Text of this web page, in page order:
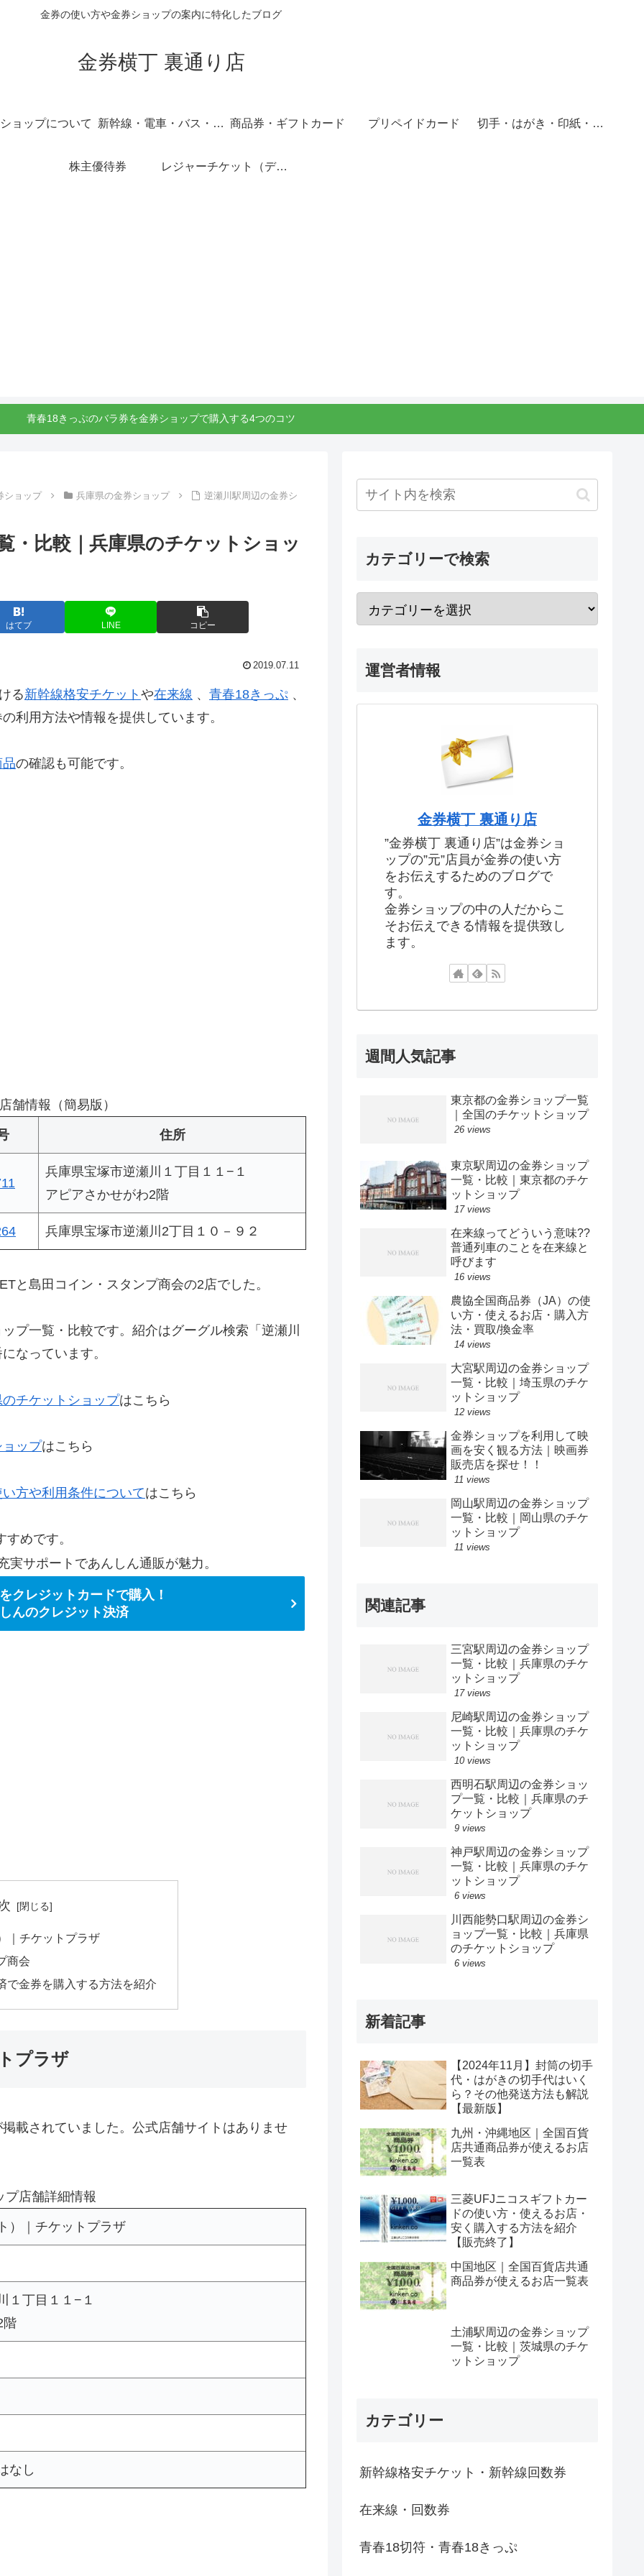
金券の使い方や金券ショップの案内に特化したブログ
金券横丁 裏通り店
ョップについて 新幹線・電車・バス・飛行機 商品券・ギフトカード プリペイドカード 切手・はがき・印紙・レターパック
株主優待券 レジャーチケット（ディズニー・USJ他）
青春18きっぷのバラ券を金券ショップで購入する4つのコツ
ショップ 兵庫県の金券ショップ
逆瀬川駅周辺の金券シ
・比較｜兵庫県のチケットショッ
はてブ LINE コピー
2019.07.11
る新幹線格安チケット や在来線 、 青春18きっぷ 、
利用方法や情報を提供しています。
の確認も可能です。
舗情報（簡易版）
住所
兵庫県宝塚市逆瀬川１丁目１１−１
アピアさかせがわ2階
兵庫県宝塚市逆瀬川2丁目１０－９２
と島田コイン・スタンプ商会の2店でした。
プ一覧・比較です。紹介はグーグル検索「逆瀬川
なっています。
チケットショップはこちら
ップはこちら
方や利用条件についてはこちら
すめです。
サポートであんしん通販が魅力。
クレジットカードで購入！
んのクレジット決済
｜チケットプラザ
商会
で金券を購入する方法を紹介
プラザ
載されていました。公式店舗サイトはありませ
プ店舗詳細情報
）｜チケットプラザ
１丁目１１−１
階
なし
カテゴリーで検索
運営者情報
金券横丁 裏通り店
”金券横丁 裏通り店”は金券ショ
ップの”元”店員が金券の使い方
をお伝えするためのブログで
す。
金券ショップの中の人だからこ
そお伝えできる情報を提供致し
ます。
週間人気記事
東京都の金券ショップ一覧
｜全国のチケットショップ
26 views
東京駅周辺の金券ショップ
一覧・比較｜東京都のチケ
ットショップ
17 views
在来線ってどういう意味??
普通列車のことを在来線と
呼びます
16 views
農協全国商品券（JA）の使
い方・使えるお店・購入方
法・買取/換金率
14 views
大宮駅周辺の金券ショップ
一覧・比較｜埼玉県のチケ
ットショップ
12 views
金券ショップを利用して映
画を安く観る方法｜映画券
販売店を探せ！！
11 views
岡山駅周辺の金券ショップ
一覧・比較｜岡山県のチケ
ットショップ
11 views
関連記事
三宮駅周辺の金券ショップ
一覧・比較｜兵庫県のチケ
ットショップ
17 views
尼崎駅周辺の金券ショップ
一覧・比較｜兵庫県のチケ
ットショップ
10 views
西明石駅周辺の金券ショッ
プ一覧・比較｜兵庫県のチ
ケットショップ
9 views
神戸駅周辺の金券ショップ
一覧・比較｜兵庫県のチケ
ットショップ
6 views
川西能勢口駅周辺の金券シ
ョップ一覧・比較｜兵庫県
のチケットショップ
6 views
新着記事
【2024年11月】封筒の切手
代・はがきの切手代はいく
ら？その他発送方法も解説
【最新版】
九州・沖縄地区｜全国百貨
店共通商品券が使えるお店
一覧表
三菱UFJニコスギフトカー
ドの使い方・使えるお店・
安く購入する方法を紹介
【販売終了】
中国地区｜全国百貨店共通
商品券が使えるお店一覧表
土浦駅周辺の金券ショップ
一覧・比較｜茨城県のチケ
ットショップ
カテゴリー
新幹線格安チケット・新幹線回数券
在来線・回数券
青春18切符・青春18きっぷ